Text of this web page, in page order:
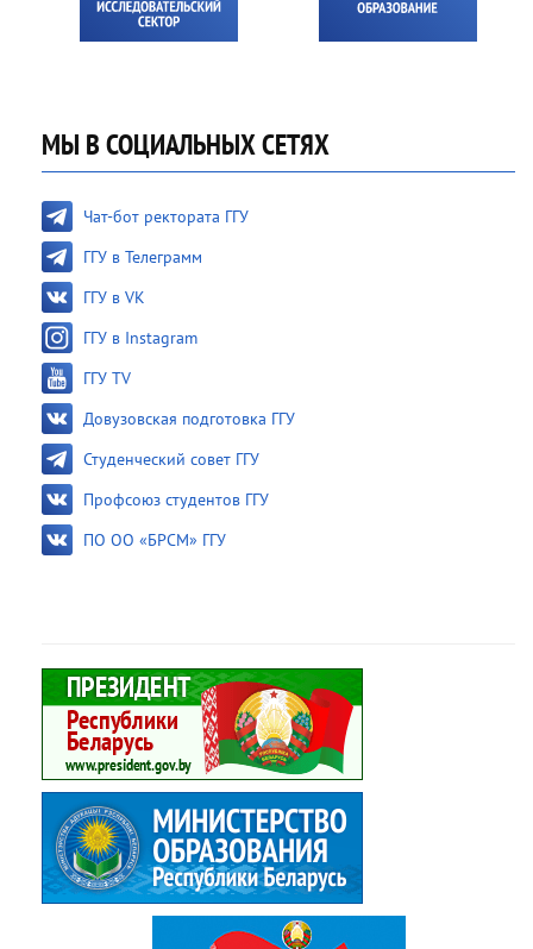
МЫ В СОЦИАЛЬНЫХ СЕТЯХ
Чат-бот ректората ГГУ
ГГУ в Телеграмм
ГГУ в VK
ГГУ в Instagram
ГГУ TV
Довузовская подготовка ГГУ
Студенческий совет ГГУ
Профсоюз студентов ГГУ
ПО ОО «БРСМ» ГГУ